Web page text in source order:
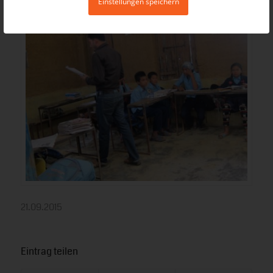
Eintrag teilen